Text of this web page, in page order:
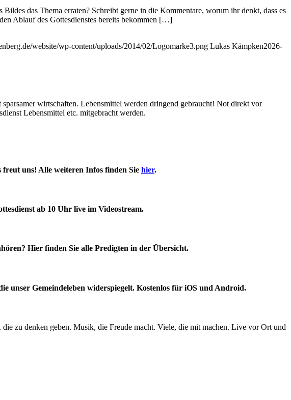
das Thema erraten? Schreibt gerne in die Kommentare, worum ihr denkt, dass es
Ablauf des Gottesdienstes bereits bekommen […]
website/wp-content/uploads/2014/02/Logomarke3.png Lukas Kämpken2026-
wirtschaften. Lebensmittel werden dringend gebraucht! Not direkt vor
Lebensmittel etc. mitgebracht werden.
uns! Alle weiteren Infos finden Sie hier.
ab 10 Uhr live im Videostream.
Hier finden Sie alle Predigten in der Übersicht.
Gemeindeleben widerspiegelt. Kostenlos für iOS und Android.
zu denken geben. Musik, die Freude macht. Viele, die mit machen. Live vor Ort und